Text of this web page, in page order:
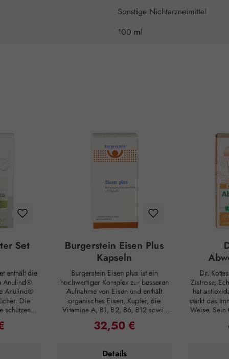
Sonstige Nichtarzneimittel
100 ml
Set
enthält die
Anulind®
Anulind®
Die
der
und
Burgerstein Eisen Plus
Kapseln
Burgerstein Eisen plus ist ein
hochwertiger Komplex zur besseren
Aufnahme von Eisen und enthält
organisches Eisen, Kupfer, die
Vitamine A, B1, B2, B6, B12 sowie
Pantothensäure, Folsäure und Vitamin
C. Burgerstein Eisen plus ist gut
Einnahme. Eisen ist als Bestandteil
Regulärer Preis:
32,50 €
Details
Dr.
Zistrose,
hat
stärkt das
Weise. Sein